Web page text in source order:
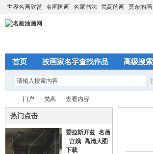
世界名画欣赏 名画国画 名家书法 梵高的画 莫奈的画
首页 按画家名字查找作品 高级搜索
名 ›
门户
›
梵高
›
查看内容
热门点击
委拉斯开兹_名画
_宫娥_高清大图
下载